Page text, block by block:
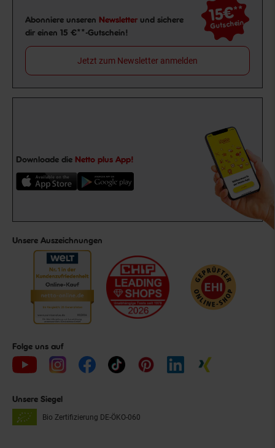
Newsletter Anmeldung
Abonniere unseren Newsletter und sichere
dir einen 15 €**-Gutschein!
15€**
Gutschein
Jetzt zum Newsletter anmelden
Downloade die Netto plus App!
Unsere Auszeichnungen
Folge uns auf
Unsere Siegel
Bio Zertifizierung DE-ÖKO-060